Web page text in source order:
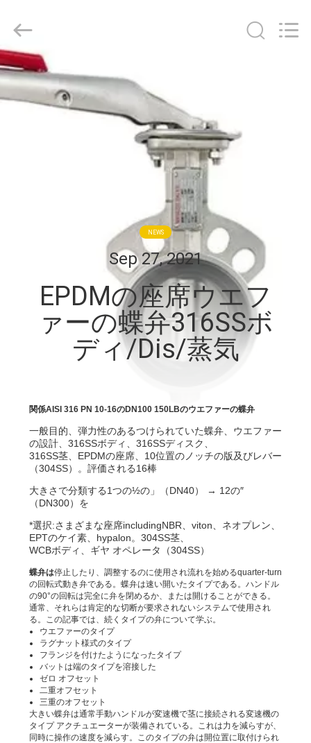
家
2021
TOBO
STEEL
GROUP
CHINA.
Rights
NEWS
Sep 27, 2021
EPDMの座席ウエフ
ァーの蝶弁316SSボ
ディ/Dis/蒸気
関係AISI 316 PN 10-16のDN100 150LBのウエファーの蝶弁
一般目的、弾力性のあるつけられていた蝶弁、ウエファー
の設計、316SSボディ、316SSディスク、
316SS茎、EPDMの座席、10位置のノッチの版及びレバー
（304SS）。評価される16棒
大きさで分類する1つの½の」（DN40） → 12の″
（DN300）を
*選択:さまざまな座席includingNBR、viton、ネオプレン、
EPTのケイ素、hypalon。304SS茎、
WCBボディ、ギヤ オペレータ（304SS）
蝶弁は停止したり、調整するのに使用され流れを始めるquarter-turn
の回転式動き弁である。蝶弁は速い開いたタイプである。ハンドル
の90°の回転は完全に弁を閉めるか、または開けることができる。
通常、それらは肯定的な切断が要求されないシステムで使用され
る。この記事では、続くタイプの弁について学ぶ。
ウエファーのタイプ
ラグナット様式のタイプ
フランジを付けたようになったタイプ
バットは端のタイプを溶接した
ゼロ オフセット
二重オフセット
三重のオフセット
大きい蝶弁は通常手動ハンドルが変速機で茎に接続される変速機の
タイプ アクチュエーターが装備されている。これは力を減らすが、
同時に操作の速度を減らす。このタイプの弁は開位置に取付けられ